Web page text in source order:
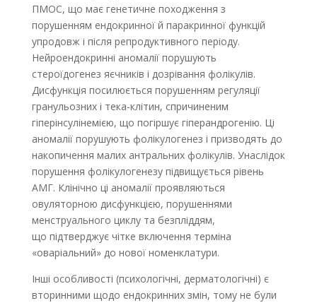
ПМОС, що має генетичне походження з
порушенням ендокринної й паракринної функцій
упродовж і після репродуктивного періоду.
Нейроендокринні аномалії порушують
стероїдогенез яєчників і дозрівання фолікулів.
Дисфункція посилюється порушенням регуляції
гранульозних і тека-клітин, спричиненим
гіперінсулінемією, що погіршує гіпер­андрогенію. Ці
аномалії порушують фолікулогенез і призводять до
накопичення малих антральних фолікулів. Унаслідок
порушення фолікулогенезу підвищується рівень
АМГ. Клінічно ці аномалії проявляються
овуляторною дисфункцією, порушеннями
менструального циклу та безпліддям,
що підтверджує чітке включення терміна
«оваріальний» до нової номенклатури.
Інші особливості (психологічні, дерматологічні) є
вторинними щодо ендокринних змін, тому не були